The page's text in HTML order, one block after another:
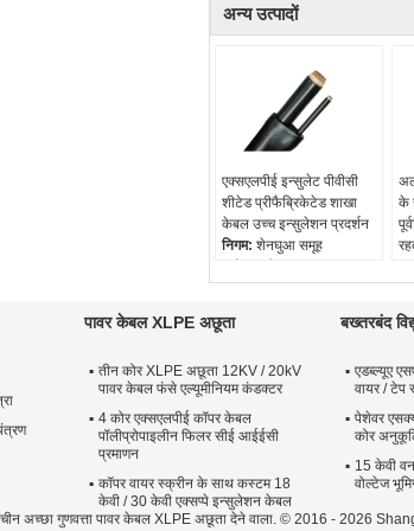
अन्य उत्पादों
एक्सएलपीई इन्सुलेट पीवीसी
शीटेड प्रीफैब्रिकेटेड शाखा
केबल उच्च इन्सुलेशन प्रदर्शन
निगम: शेनघुआ समूह
के
पावर केबल XLPE अछूता
तीन कोर XLPE अछूता 12KV / 20kV
पावर केबल फंसे एल्यूमीनियम कंडक्टर
4 कोर एक्सएलपीई कॉपर केबल
पॉलीप्रोपाइलीन फिलर सीई आईईसी
प्रमाणन
कॉपर वायर स्क्रीन के साथ कस्टम 18
केवी / 30 केवी एक्सप्पे इन्सुलेशन केबल
बख्तरबंद
एडब्ल्यूए
वायर / टेप
पेशेवर
कोर
15 केवी
वोल्टेज
चीन अच्छा गुणवत्ता पावर केबल XLPE अछूता देने वाला. © 2016 - 2026